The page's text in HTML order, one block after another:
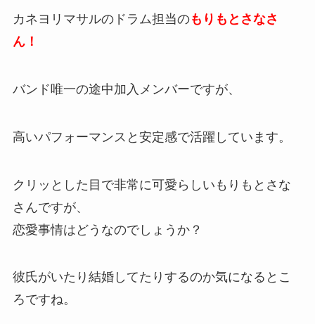
カネヨリマサルのドラム担当のもりもとさなさ
ん！
バンド唯一の途中加入メンバーですが、
高いパフォーマンスと安定感で活躍しています。
クリッとした目で非常に可愛らしいもりもとさな
さんですが、
恋愛事情はどうなのでしょうか？
彼氏がいたり結婚してたりするのか気になるとこ
ろですね。